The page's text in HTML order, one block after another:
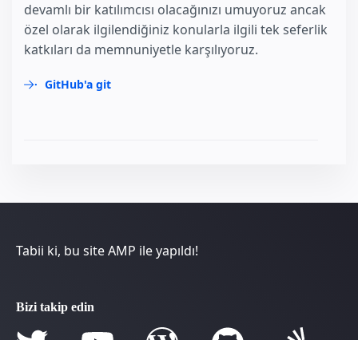
devamlı bir katılımcısı olacağınızı umuyoruz ancak
özel olarak ilgilendiğiniz konularla ilgili tek seferlik
katkıları da memnuniyetle karşılıyoruz.
GitHub'a git
Tabii ki, bu site AMP ile yapıldı!
Bizi takip edin